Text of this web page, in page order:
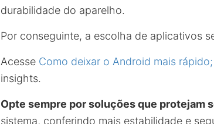
durabilidade do aparelho.
Por conseguinte, a escolha de aplicativos
Acesse Como deixar o Android mais
insights.
Opte sempre por soluções que protejam
sistema, conferindo mais estabilidade e